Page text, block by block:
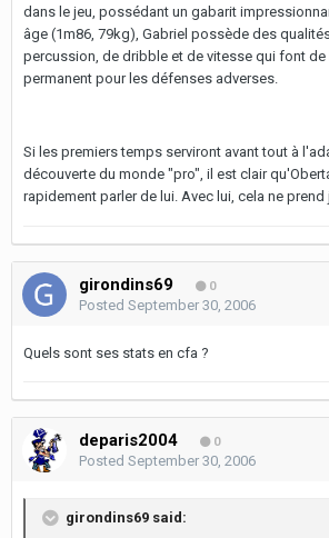
dans le jeu, possédant un gabarit
âge (1m86, 79kg), Gabriel possède des
percussion, de dribble et de vitesse qui font de
permanent pour les défenses adverses.
Si les premiers temps serviront avant tout à
découverte du monde "pro", il est clair
rapidement parler de lui. Avec lui, cela ne
girondins69 0
Posted September 30, 2006
Quels sont ses stats en cfa ?
deparis2004 0
Posted September 30, 2006
girondins69 said: